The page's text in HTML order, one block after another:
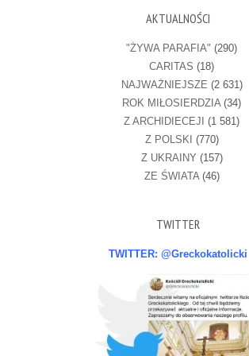
AKTUALNOŚCI
"ŻYWA PARAFIA" (290)
CARITAS (18)
NAJWAŻNIEJSZE (2 631)
ROK MIŁOSIERDZIA(34)
Z ARCHIDIECEJI (1 581)
Z POLSKI (770)
Z UKRAINY (157)
ZE ŚWIATA(46)
TWITTER
TWITTER: @Greckokatolicki